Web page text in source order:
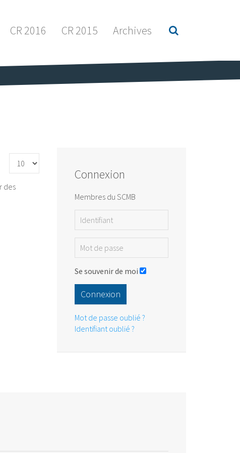
CR 2016 CR 2015 Archives
Affichage #
des
Connexion
Membres du SCMB
Se souvenir de moi
Connexion
Mot de passe oublié ?
Identifiant oublié ?